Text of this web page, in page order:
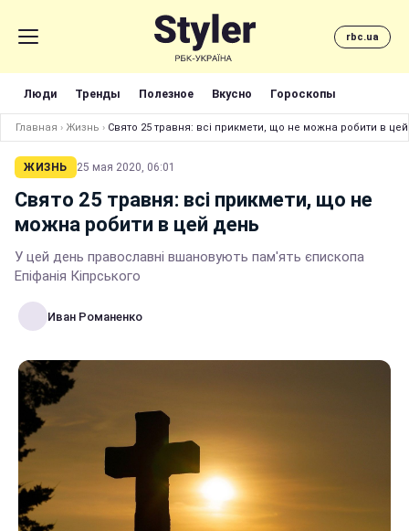
rbc.ua
Люди Тренды Полезное Вкусно Гороскопы
Главная › Жизнь › Свято 25 травня: всі прикмети, що не можна робити в
ЖИЗНЬ 25 мая 2020, 06:01
Свято 25 травня: всі прикмети, що не
можна робити в цей день
У цей день православні вшановують пам'ять єпископа
Епіфанія Кіпрського
Иван Романенко